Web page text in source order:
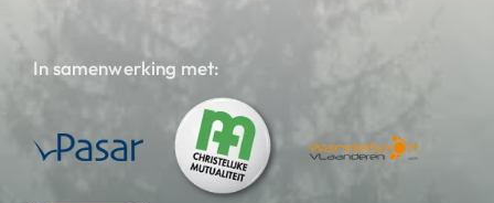
In samenwerking met: